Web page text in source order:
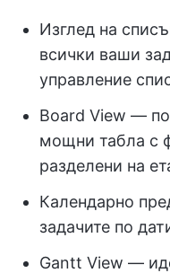
Изглед на
всички ваши
управление
Board View —
мощни табла с
разделени на
Календарно
задачите по
Gantt View —